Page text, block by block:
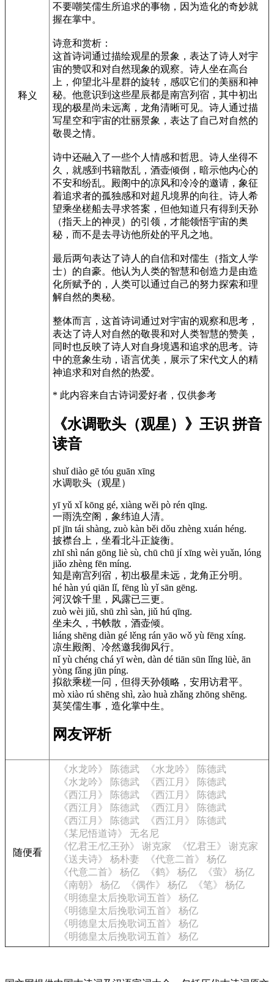
释义
不要嘲笑儒生所追求的事物，因为造化的奇妙就
握在掌中。
诗意和赏析：
这首诗词通过描绘观星的景象，表达了诗人对宇
宙的赞叹和对自然现象的观察。诗人坐在高台
上，仰望北斗星群的旋转，感叹它们的美丽和神
秘。他意识到这些星辰都是南宫列宿，其中初出
现的极星尚未远离，龙角清晰可见。诗人通过描
写星空和宇宙的壮丽景象，表达了自己对自然的
敬畏之情。
诗中还融入了一些个人情感和哲思。诗人坐得不
久，就感到书籍散乱，酒壶倾倒，暗示他内心的
不安和纷乱。殿阁中的凉风和冷冷的邀请，象征
着追求者的孤独感和对超凡境界的向往。诗人希
望乘坐槎船去寻求答案，但他知道只有得到天孙
（指天上的神灵）的引领，才能领悟宇宙的奥
秘，而不是去寻访他所处的平凡之地。
最后两句表达了诗人的自信和对儒生（指文人学
士）的自豪。他认为人类的智慧和创造力是由造
化所赋予的，人类可以通过自己的努力探索和理
解自然的奥秘。
整体而言，这首诗词通过对宇宙的观察和思考，
表达了诗人对自然的敬畏和对人类智慧的赞美，
同时也反映了诗人对自身境遇和追求的思考。诗
中的意象生动，语言优美，展示了宋代文人的精
神追求和对自然的热爱。
* 此内容来自古诗词爱好者，仅供参考
《水调歌头（观星）》王识 拼音
读音
shuǐ diào gē tóu guān xīng
水调歌头（观星）
yī yǔ xǐ kōng gé, xiàng wěi pò rén qīng.
一雨洗空阁，象纬迫人清。
pī jīn tái shàng, zuò kàn běi dǒu zhèng xuán héng.
披襟台上，坐看北斗正旋衡。
zhī shì nán gōng liè sù, chū chū jí xīng wèi yuǎn, lóng
jiǎo zhèng fēn míng.
知是南宫列宿，初出极星未远，龙角正分明。
hé hàn yú qiān lǐ, fēng lù yǐ sān gēng.
河汉馀千里，风露已三更。
zuò wèi jiǔ, shū zhì sàn, jiǔ hú qīng.
坐未久，书帙散，酒壶倾。
liáng shēng diàn gé lěng rán yāo wǒ yù fēng xíng.
凉生殿阁、冷然邀我御风行。
nǐ yù chéng chá yī wèn, dàn dé tiān sūn lǐng lüè, ān
yòng fǎng jūn píng.
拟欲乘槎一问，但得天孙领略，安用访君平。
mò xiào rú shēng shì, zào huà zhǎng zhōng shēng.
莫笑儒生事，造化掌中生。
网友评析
随便看
《水龙吟》 陈德武
《水龙吟》 陈德武
《水龙吟》 陈德武
《西江月》 陈德武
《西江月》 陈德武
《西江月》 陈德武
《西江月》 陈德武
《西江月》 陈德武
《西江月》 陈德武
《西江月》 陈德武
《某尼悟道诗》 无名尼
《忆君王/忆王孙》 谢克家
《忆君王》 谢克家
《送夫诗》 杨朴妻
《代意二首》 杨亿
《代意二首》 杨亿
《鹤》 杨亿
《萤》 杨亿
《南朝》 杨亿
《偶作》 杨亿
《笔》 杨亿
《明德皇太后挽歌词五首》 杨亿
《明德皇太后挽歌词五首》 杨亿
《明德皇太后挽歌词五首》 杨亿
《明德皇太后挽歌词五首》 杨亿